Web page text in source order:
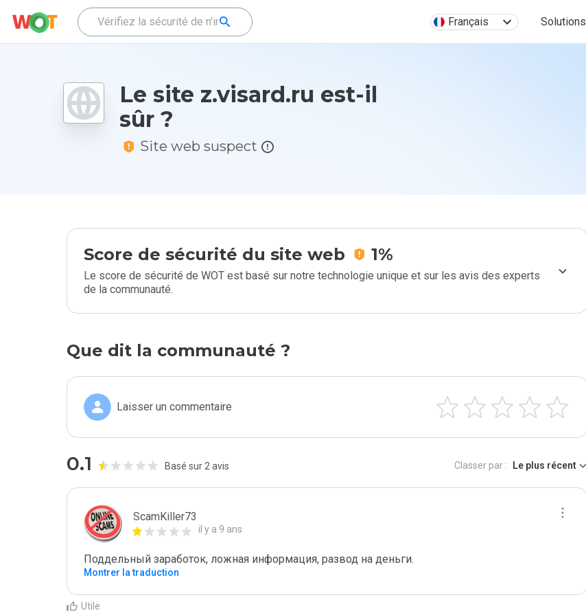
Français Solutions
Le site z.visard.ru est-il
sûr ?
Site web suspect
Score de sécurité du site web 1%
Le score de sécurité de WOT est basé sur notre technologie unique et sur les avis des experts
de la communauté.
Que dit la communauté ?
Laisser un commentaire
0.1 Basé sur 2 avis Classer par : Le plus récent
ScamKiller73
il y a 9 ans
Поддельный заработок, ложная информация, развод на деньги.
Montrer la traduction
Utile